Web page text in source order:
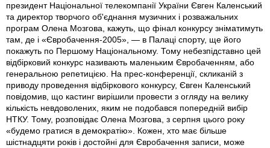
президент Національної телекомпанії України Євген Каленський
та директор творчого об'єднання музичних і розважальних
програм Олена Мозгова, кажуть, що фінал конкурсу зніматимуть
там, де і «Євробачення-2005», — в Палаці спорту, ще його
покажуть по Першому Національному. Тому небезпідставно цей
відбірковий конкурс називають маленьким Євробаченням, або
генеральною репетицією. На прес-конференції, скликаній з
приводу проведення відбіркового конкурсу, Євген Каленський
повідомив, що кастинг вирішили провести з огляду на велику
кількість невдоволених, яким не подобався попередній вибір
НТКУ. Тому, розповідає Олена Мозгова, з серпня цього року
«будемо гратися в демократію». Кожен, хто має більше
шістнадцяти років і достойні для Євробачення записи, може